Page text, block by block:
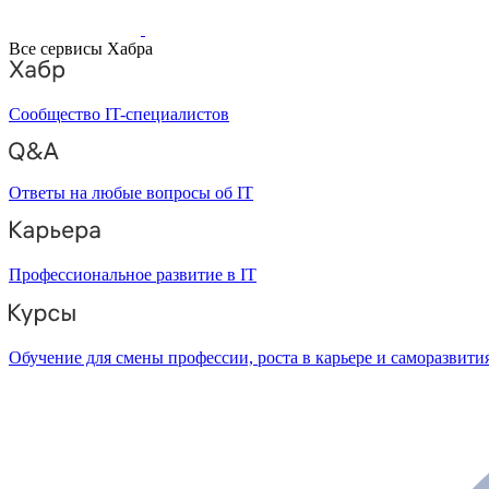
Все сервисы Хабра
Сообщество IT-специалистов
Ответы на любые вопросы об IT
Профессиональное развитие в IT
Обучение для смены профессии, роста в карьере и